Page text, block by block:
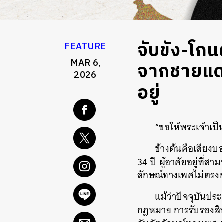
FEATURE
MAR 6,
2026
จับขัง-โก
จากชายแ
อยู่
“ขอให้พระเจ้า
ข้างต้นคือเสียง
34 ปี ผู้อาศัยอยู่ที่สา
ลักษณ์ทางเพศไม่ตร
แม้ว่าปัจจุบันปร
กฎหมาย การรับรอง